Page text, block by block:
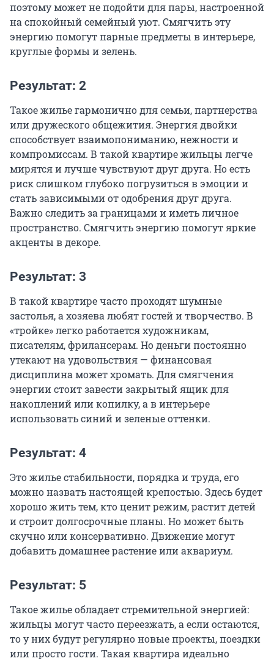
поэтому может не подойти для пары, настроенной
на спокойный семейный уют. Смягчить эту
энергию помогут парные предметы в интерьере,
круглые формы и зелень.
Результат: 2
Такое жилье гармонично для семьи, партнерства
или дружеского общежития. Энергия двойки
способствует взаимопониманию, нежности и
компромиссам. В такой квартире жильцы легче
мирятся и лучше чувствуют друг друга. Но есть
риск слишком глубоко погрузиться в эмоции и
стать зависимыми от одобрения друг друга.
Важно следить за границами и иметь личное
пространство. Смягчить энергию помогут яркие
акценты в декоре.
Результат: 3
В такой квартире часто проходят шумные
застолья, а хозяева любят гостей и творчество. В
«тройке» легко работается художникам,
писателям, фрилансерам. Но деньги постоянно
утекают на удовольствия — финансовая
дисциплина может хромать. Для смягчения
энергии стоит завести закрытый ящик для
накоплений или копилку, а в интерьере
использовать синий и зеленые оттенки.
Результат: 4
Это жилье стабильности, порядка и труда, его
можно назвать настоящей крепостью. Здесь будет
хорошо жить тем, кто ценит режим, растит детей
и строит долгосрочные планы. Но может быть
скучно или консервативно. Движение могут
добавить домашнее растение или аквариум.
Результат: 5
Такое жилье обладает стремительной энергией:
жильцы могут часто переезжать, а если остаются,
то у них будут регулярно новые проекты, поездки
или просто гости. Такая квартира идеально